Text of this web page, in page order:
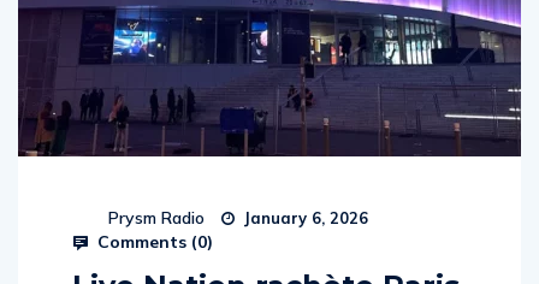
Prysm Radio January 6, 2026
Comments (0)